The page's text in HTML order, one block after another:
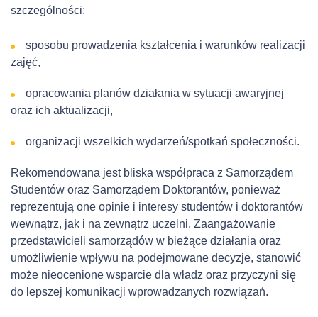
szczególności:
sposobu prowadzenia kształcenia i warunków realizacji
zajęć,
opracowania planów działania w sytuacji awaryjnej
oraz ich aktualizacji,
organizacji wszelkich wydarzeń/spotkań społeczności.
Rekomendowana jest bliska współpraca z Samorządem
Studentów oraz Samorządem Doktorantów, ponieważ
reprezentują one opinie i interesy studentów i doktorantów
wewnątrz, jak i na zewnątrz uczelni. Zaangażowanie
przedstawicieli samorządów w bieżące działania oraz
umożliwienie wpływu na podejmowane decyzje, stanowić
może nieocenione wsparcie dla władz oraz przyczyni się
do lepszej komunikacji wprowadzanych rozwiązań.